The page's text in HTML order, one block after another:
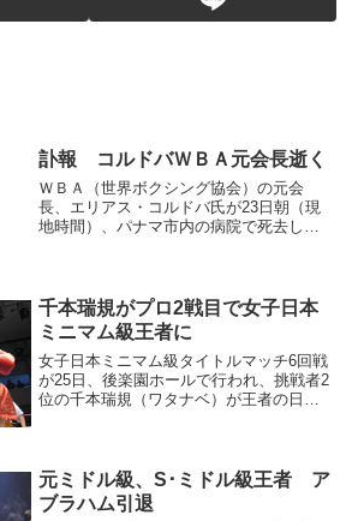
訃報 コルドバＷＢＡ元会長逝く
ＷＢＡ（世界ボクシング協会）の元会
長、エリアス・コルドバ氏が23日朝（現
地時間）、パナマ市内の病院で死去し
ＢＡ会長を務め、他にも世...
千本瑞規がプロ2戦目で女子日本
ミニマム級王者に
女子日本ミニマム級タイトルマッチ6回戦
が25日、後楽園ホールで行われ、挑戦者2
位の千本瑞規（ワタナベ）が王者の日向
と...
元ミドル級、S･ミドル級王者 ア
ブラハム引退